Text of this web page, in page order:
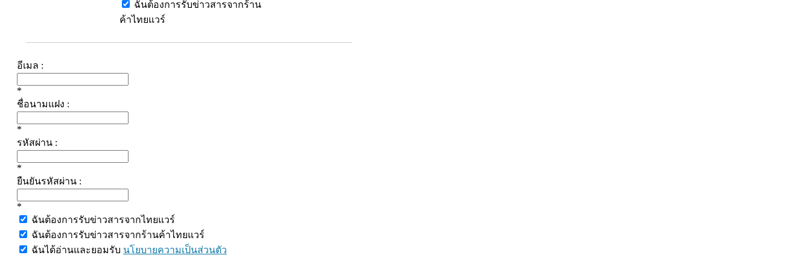
ฉันต้องการรับข่าวสารจากร้าน
ค้าไทยแวร์
อีเมล :
*
ชื่อนามแฝง :
*
รหัสผ่าน :
*
ยืนยันรหัสผ่าน :
*
ฉันต้องการรับข่าวสารจากไทยแวร์
ฉันต้องการรับข่าวสารจากร้านค้าไทยแวร์
ฉันได้อ่านและยอมรับ นโยบายความเป็นส่วนตัว